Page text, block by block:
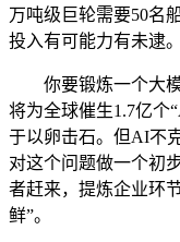
万吨级巨轮需要50名
投入有可能力有未逮。
你要锻炼一个大模
将为全球催生1.7亿个
于以卵击石。但AI不
对这个问题做一个初
者赶来，提炼企业环
鲜”。